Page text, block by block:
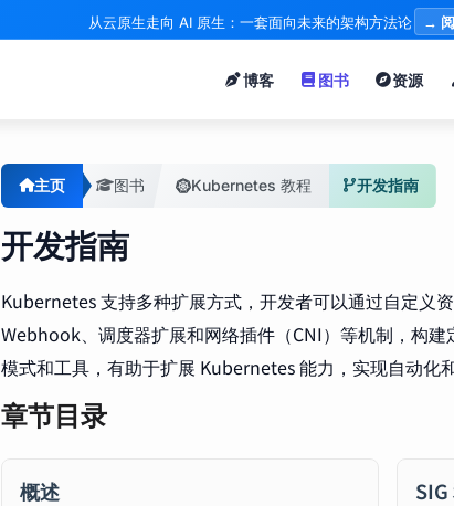
从云原生走向 AI 原生：一套面向未来的架构方法论 →
博客 图书 资源
主页 图书 Kubernetes 教程 开发指南
开发指南
Kubernetes 支持多种扩展方式，开发者可以通过自定义
Webhook、调度器扩展和网络插件（CNI）等机制，构
模式和工具，有助于扩展 Kubernetes 能力，实现自动化
章节目录
概述 SIG